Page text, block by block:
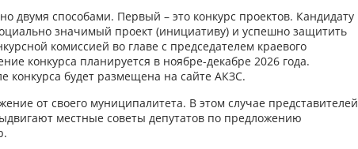
двумя способами. Первый – это конкурс проектов. Кандидату
значимый проект (инициативу) и успешно защитить
комиссией во главе с председателем краевого
конкурса планируется в ноябре-декабре 2026 года.
конкурса будет размещена на сайте АКЗС.
от своего муниципалитета. В этом случае представителей
местные советы депутатов по предложению